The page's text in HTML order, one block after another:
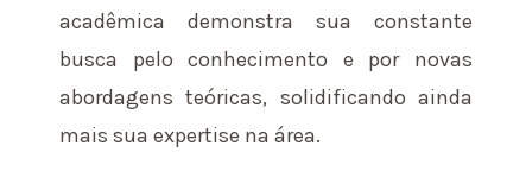
acadêmica demonstra sua constante
busca pelo conhecimento e por novas
abordagens teóricas, solidificando ainda
mais sua expertise na área.